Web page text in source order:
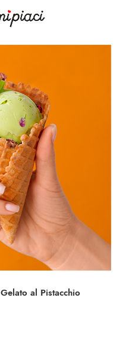
Gelato al Pistacchio